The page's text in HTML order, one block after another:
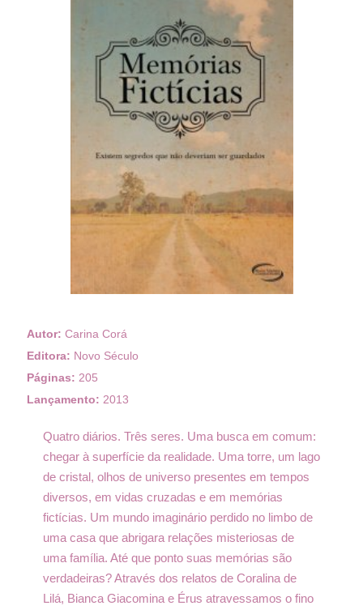
Autor: Carina Corá
Editora: Novo Século
Páginas: 205
Lançamento: 2013
Quatro diários. Três seres. Uma busca em comum:
chegar à superfície da realidade. Uma torre, um lago
de cristal, olhos de universo presentes em tempos
diversos, em vidas cruzadas e em memórias
fictícias. Um mundo imaginário perdido no limbo de
uma casa que abrigara relações misteriosas de
uma família. Até que ponto suas memórias são
verdadeiras? Através dos relatos de Coralina de
Lilá, Bianca Giacomina e Érus atravessamos o fino